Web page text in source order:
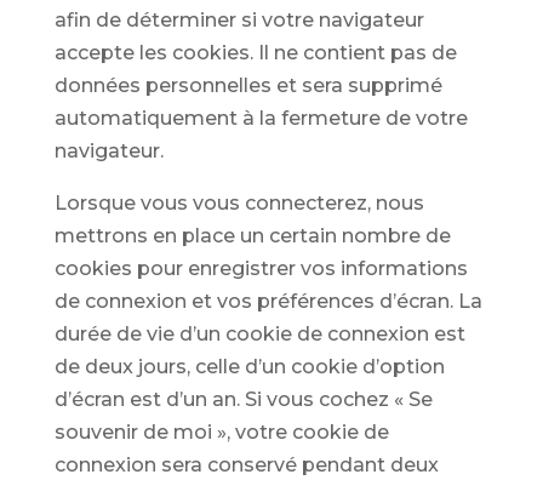
afin de déterminer si votre navigateur
accepte les cookies. Il ne contient pas de
données personnelles et sera supprimé
automatiquement à la fermeture de votre
navigateur.
Lorsque vous vous connecterez, nous
mettrons en place un certain nombre de
cookies pour enregistrer vos informations
de connexion et vos préférences d’écran. La
durée de vie d’un cookie de connexion est
de deux jours, celle d’un cookie d’option
d’écran est d’un an. Si vous cochez « Se
souvenir de moi », votre cookie de
connexion sera conservé pendant deux